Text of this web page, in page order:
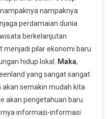
nampaknya
perdamaian dunia
berkelanjutan
menjadi pilar ekonomi baru
hidup lokal.
Maka,
yang sangat sangat
semakin mudah kita
akan pengetahuan baru
informasi-informasi